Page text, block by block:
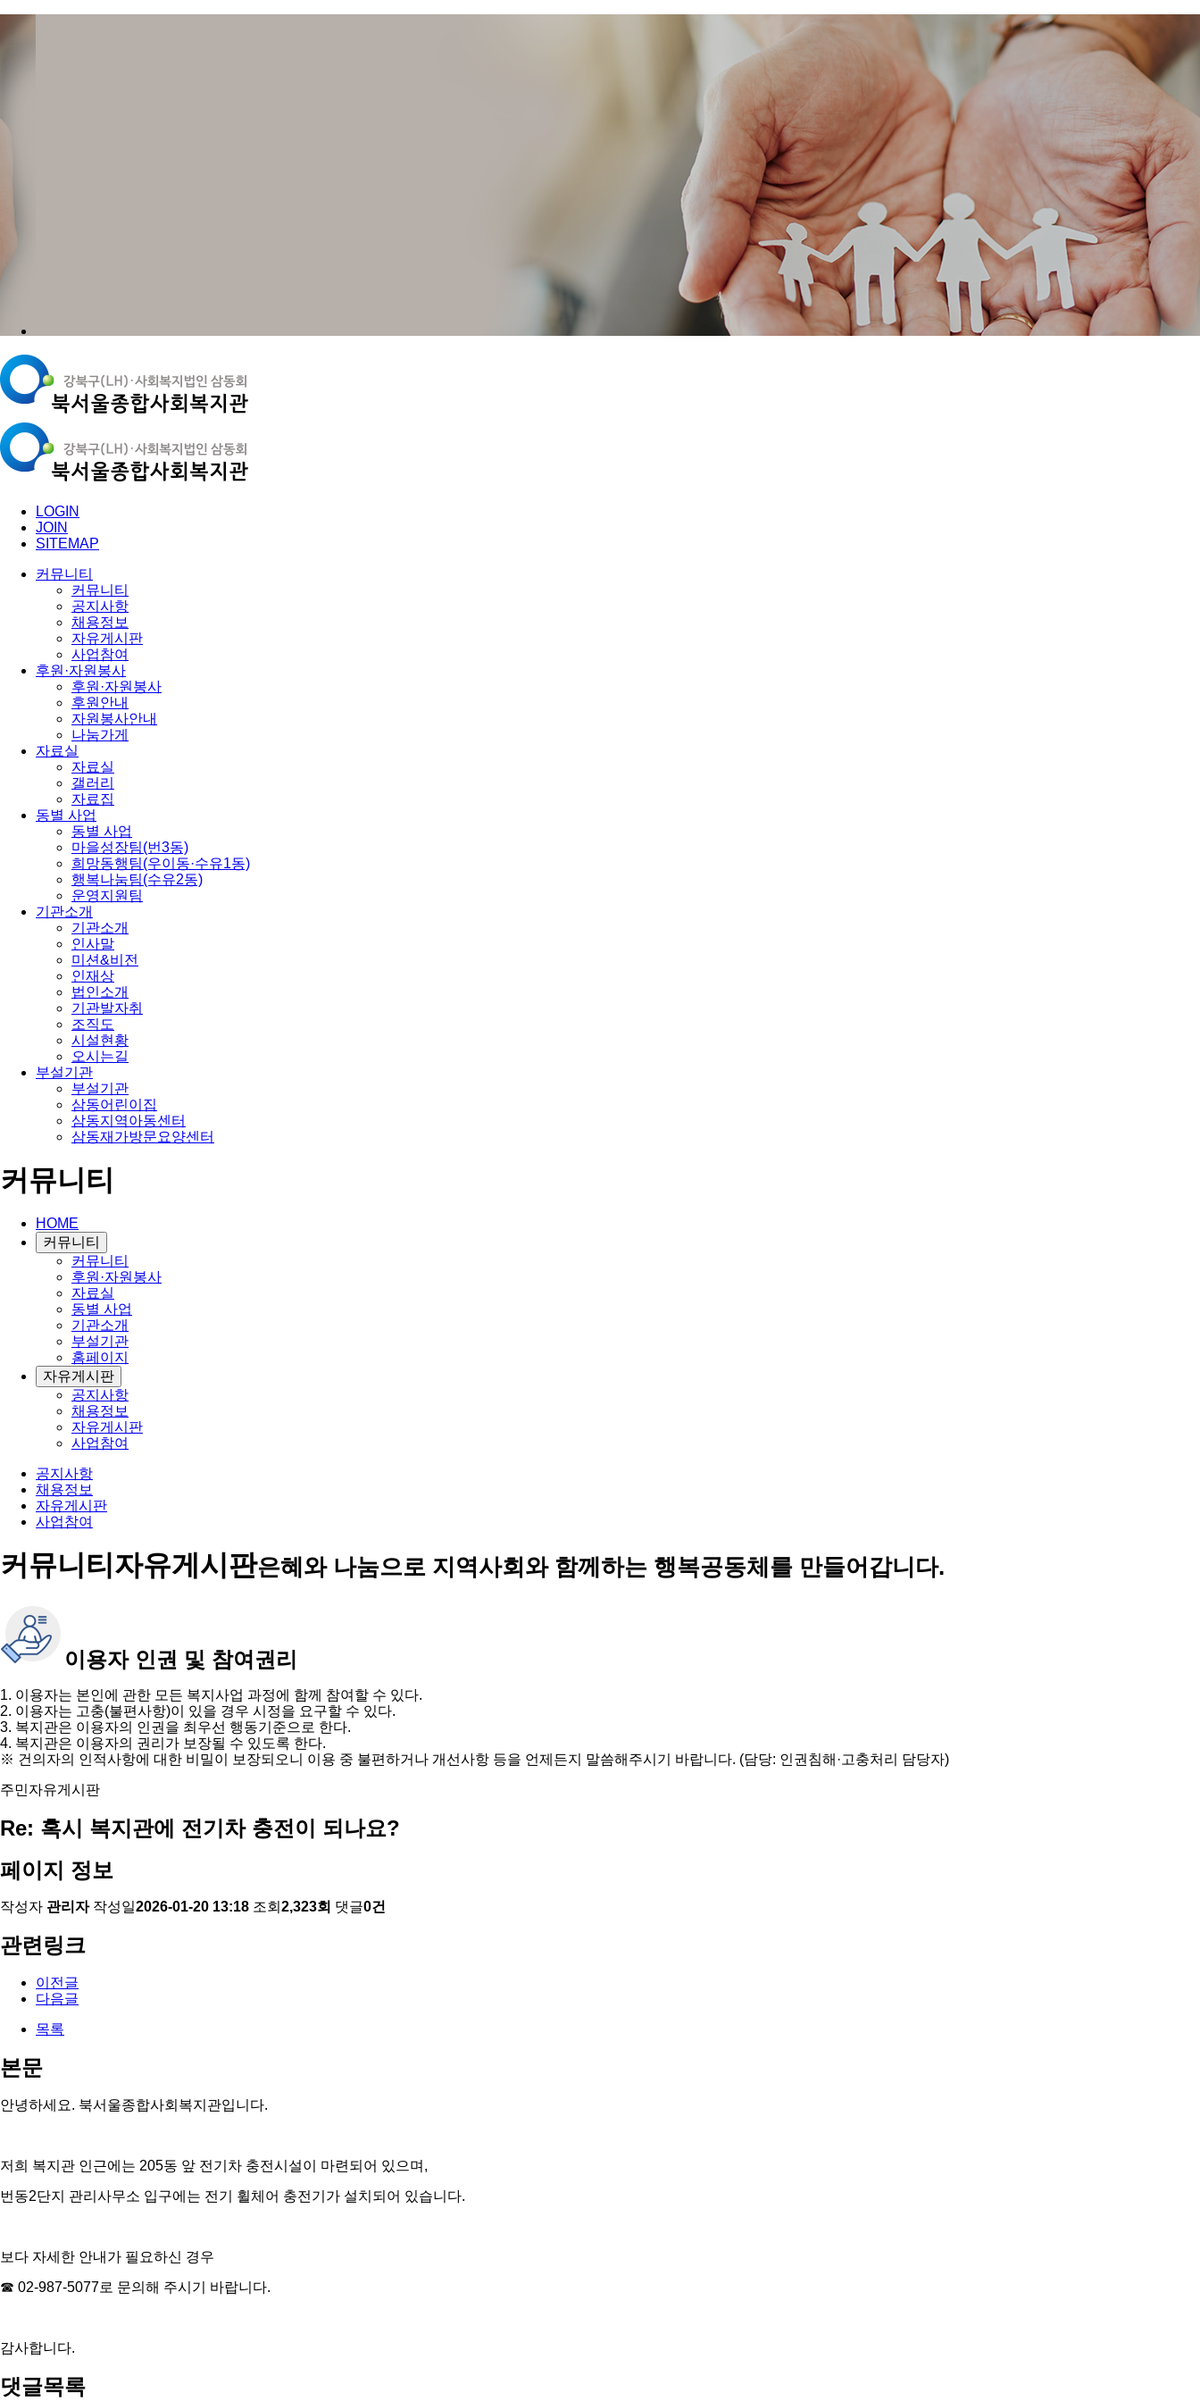
LOGIN
JOIN
SITEMAP
커뮤니티
커뮤니티
공지사항
채용정보
자유게시판
사업참여
후원·자원봉사
후원·자원봉사
후원안내
자원봉사안내
나눔가게
자료실
자료실
갤러리
자료집
동별 사업
동별 사업
마을성장팀(번3동)
희망동행팀(우이동·수유1동)
행복나눔팀(수유2동)
운영지원팀
기관소개
기관소개
인사말
미션&비전
인재상
법인소개
기관발자취
조직도
시설현황
오시는길
부설기관
부설기관
삼동어린이집
삼동지역아동센터
삼동재가방문요양센터
커뮤니티
HOME
커뮤니티
커뮤니티
후원·자원봉사
자료실
동별 사업
기관소개
부설기관
홈페이지
자유게시판
공지사항
채용정보
자유게시판
사업참여
공지사항
채용정보
자유게시판
사업참여
커뮤니티자유게시판은혜와 나눔으로 지역사회와 함께하는 행복공동체를 만들어갑니다.
이용자 인권 및 참여권리
1. 이용자는 본인에 관한 모든 복지사업 과정에 함께 참여할 수 있다.
2. 이용자는 고충(불편사항)이 있을 경우 시정을 요구할 수 있다.
3. 복지관은 이용자의 인권을 최우선 행동기준으로 한다.
4. 복지관은 이용자의 권리가 보장될 수 있도록 한다.
※ 건의자의 인적사항에 대한 비밀이 보장되오니 이용 중 불편하거나 개선사항 등을 언제든지 말씀해주시기 바랍니다. (담당: 인권침해·고충처리 담당자)
주민자유게시판
Re: 혹시 복지관에 전기차 충전이 되나요?
페이지 정보
작성자 관리자 작성일2026-01-20 13:18 조회 2,323회 댓글0건
관련링크
이전글
다음글
목록
본문
안녕하세요. 북서울종합사회복지관입니다.
저희 복지관 인근에는 205동 앞 전기차 충전시설이 마련되어 있으며,
번동2단지 관리사무소 입구에는 전기 휠체어 충전기가 설치되어 있습니다.
보다 자세한 안내가 필요하신 경우
☎ 02-987-5077로 문의해 주시기 바랍니다.
감사합니다.
댓글목록